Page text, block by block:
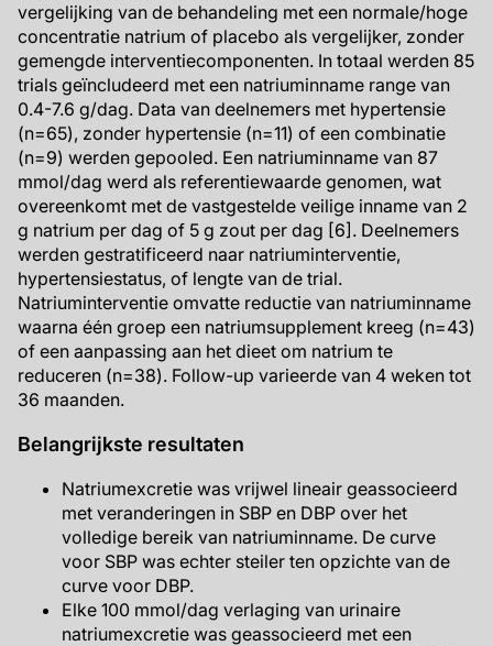
vergelijking van de behandeling met een normale/hoge
concentratie natrium of placebo als vergelijker, zonder
gemengde interventiecomponenten. In totaal werden 85
trials geïncludeerd met een natriuminname range van
0.4-7.6 g/dag. Data van deelnemers met hypertensie
(n=65), zonder hypertensie (n=11) of een combinatie
(n=9) werden gepooled. Een natriuminname van 87
mmol/dag werd als referentiewaarde genomen, wat
overeenkomt met de vastgestelde veilige inname van 2
g natrium per dag of 5 g zout per dag [6]. Deelnemers
werden gestratificeerd naar natriuminterventie,
hypertensiestatus, of lengte van de trial.
Natriuminterventie omvatte reductie van natriuminname
waarna één groep een natriumsupplement kreeg (n=43)
of een aanpassing aan het dieet om natrium te
reduceren (n=38). Follow-up varieerde van 4 weken tot
36 maanden.
Belangrijkste resultaten
Natriumexcretie was vrijwel lineair geassocieerd
met veranderingen in SBP en DBP over het
volledige bereik van natriuminname. De curve
voor SBP was echter steiler ten opzichte van de
curve voor DBP.
Elke 100 mmol/dag verlaging van urinaire
natriumexcretie was geassocieerd met een